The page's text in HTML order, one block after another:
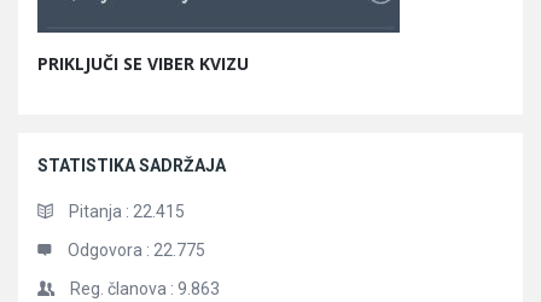
PRIKLJUČI SE VIBER KVIZU
STATISTIKA SADRŽAJA
Pitanja : 22.415
Odgovora : 22.775
Reg. članova : 9.863